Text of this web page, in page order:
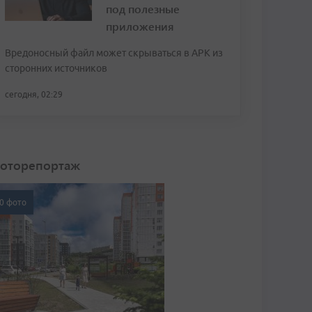
под полезные
приложения
Вредоносный файл может скрываться в APK из
сторонних источников
сегодня, 02:29
фото